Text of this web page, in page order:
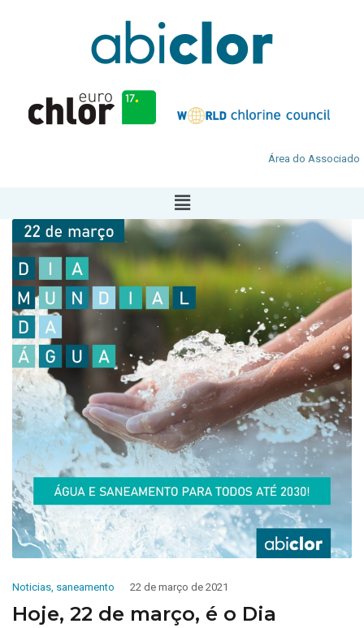
Área do Associado
Noticias, saneamento 22 de março de 2021
Hoje, 22 de março, é o Dia